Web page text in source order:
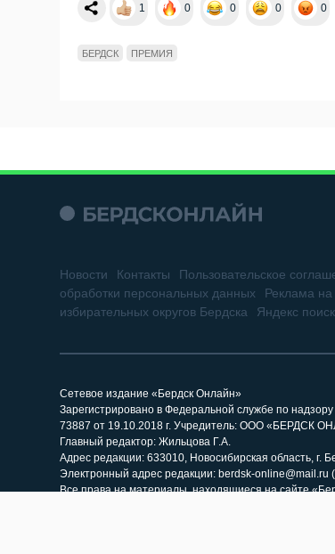
1 0 0 0 0
БЕРДСК ПРЕМИЯ
Новости Контакты Пользовательское
обработки персональных данных
Реклама на
избирательных округов Бердска
Яндекс поиск
Сетевое издание «Бердск Онлайн»
Зарегистрировано в Федеральной службе по
73887 от 19.10.2018 г. Учредитель: ООО «БЕРДСК
Главный редактор: Жильцова Г.А.
Адрес редакции: 633010, Новосибирская область, г.
Электронный адрес редакции: berdsk-online@mail.ru
Все права на материалы, находящиеся на сайте